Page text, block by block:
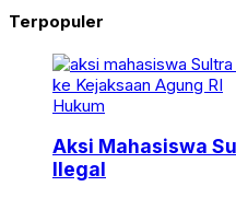
Terpopuler
Hukum
Aksi Mahasiswa
Ilegal